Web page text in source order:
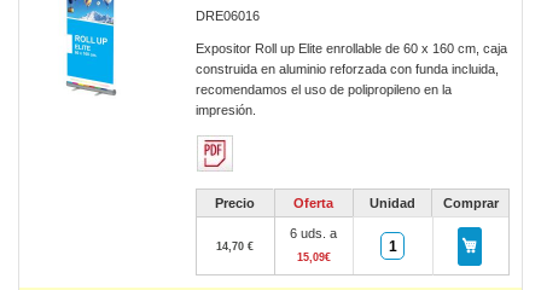
DRE06016
Expositor Roll up Elite enrollable de 60 x 160 cm, caja
construida en aluminio reforzada con funda incluida,
recomendamos el uso de polipropileno en la
impresión.
Precio Oferta Unidad Comprar
14,70 €
6 uds. a
15,09€